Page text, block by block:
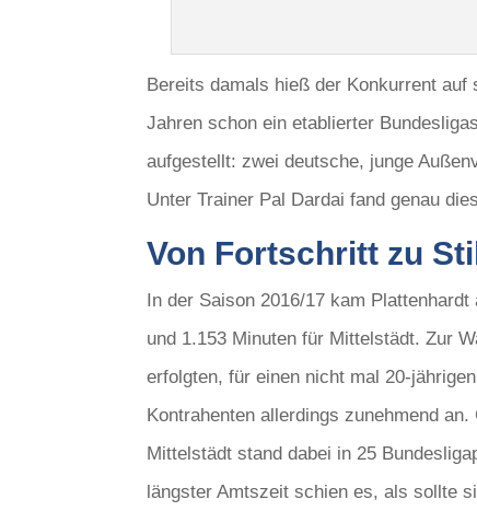
Bereits damals hieß der Konkurrent
Jahren schon ein etablierter
aufgestellt: zwei deutsche, junge
Unter Trainer Pal Dardai fand genau
Von Fortschritt zu
In der Saison 2016/17 kam
und 1.153 Minuten für Mittelstädt. Zur
erfolgten, für einen nicht mal 20-
Kontrahenten allerdings zunehmend
Mittelstädt stand dabei in 25
längster Amtszeit schien es, als sollte